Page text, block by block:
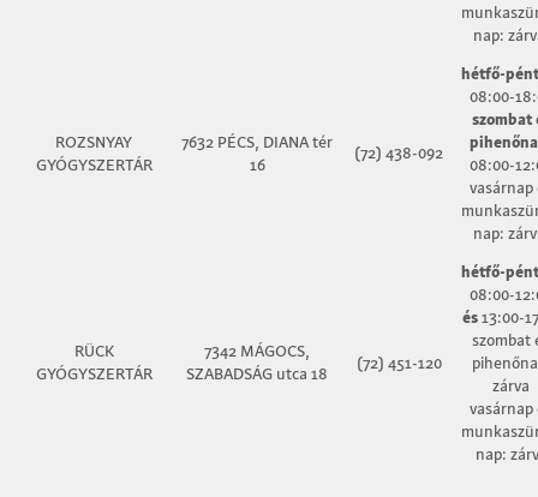
nap:
ROZSNYAY
GYÓGYSZERTÁR
7632 PÉCS, DIANA tér
16
(72) 438-092
hétfő-
08:00-
szombat
08:00-
vasárnap
nap:
RÜCK
GYÓGYSZERTÁR
7342 MÁGOCS,
SZABADSÁG utca 18
(72) 451-120
hétfő-
08:00-
és13:00-
szombat
zárva
vasárnap
nap: